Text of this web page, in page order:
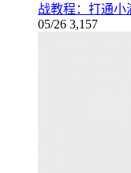
战教程：打通小
05/26 3,157